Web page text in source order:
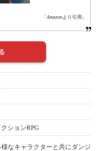
「Amazonより引用」
ションRPG
なキャラクターと共にダンジ